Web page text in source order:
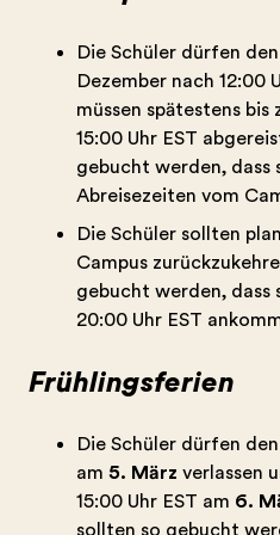
Die Schüler dürfen den
Dezember nach 12:00
müssen spätestens bis
15:00 Uhr EST
gebucht werden, dass
Abreisezeiten vom
Die Schüler sollten
Campus
gebucht werden, dass
20:00 Uhr EST
Frühlingsferien
Die Schüler dürfen
am 5. März verlassen
15:00 Uhr EST am 6.
sollten so gebucht